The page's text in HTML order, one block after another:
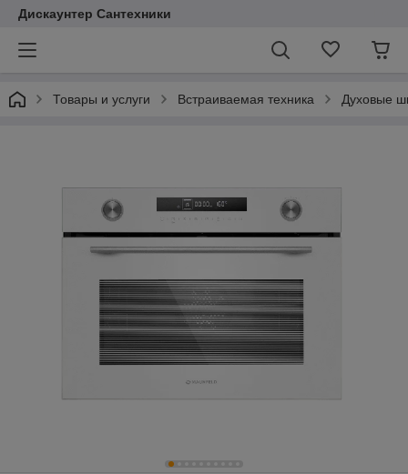
Дискаунтер Сантехники
Товары и услуги Встраиваемая техника Духовые